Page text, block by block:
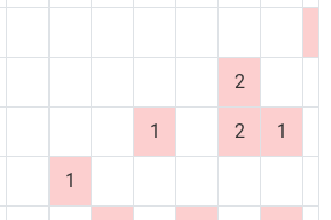
2
1 2 1
1